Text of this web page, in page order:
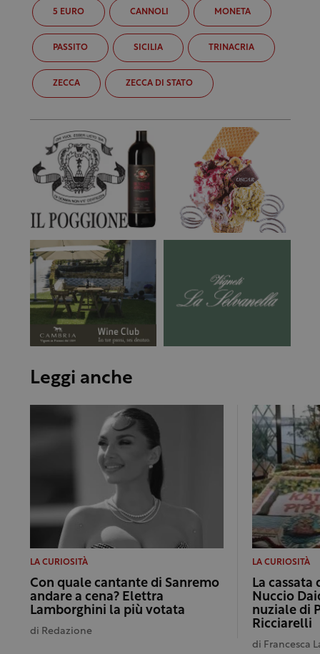
5 EURO CANNOLI MONETA
PASSITO SICILIA TRINACRIA
ZECCA ZECCA DI STATO
Leggi anche
LA CURIOSITÀ
Con quale cantante di Sanremo
andare a cena? Elettra
Lamborghini la più votata
di Redazione
LA CURIOSITÀ
La cassata
Nuccio
nuziale di
Ricciarelli
di Francesca